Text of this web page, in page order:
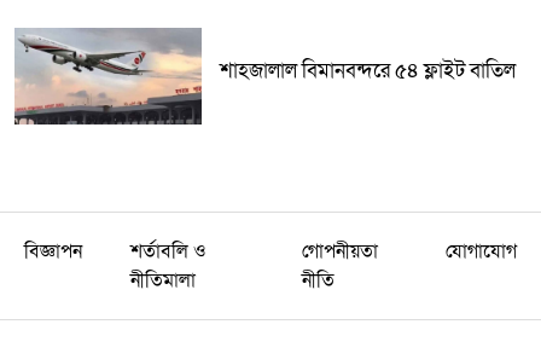
শাহজালাল বিমানবন্দরে ৫৪ ফ্লাইট বাতিল
বিজ্ঞাপন
শর্তাবলি ও
নীতিমালা
গোপনীয়তা
নীতি
যোগাযোগ